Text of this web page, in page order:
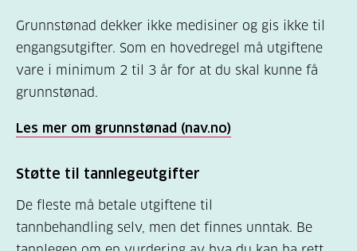
Grunnstønad dekker ikke medisiner og gis ikke til
engangsutgifter. Som en hovedregel må utgiftene
vare i minimum 2 til 3 år for at du skal kunne få
grunnstønad.
Les mer om grunnstønad (nav.no)
Støtte til tannlegeutgifter
De fleste må betale utgiftene til
tannbehandling selv, men det finnes unntak. Be